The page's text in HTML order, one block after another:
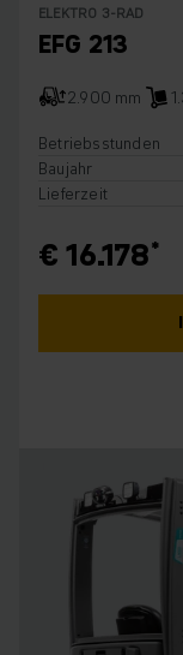
ELEKTRO 3-RAD
EFG 213
2.900 mm
Betriebsstunden
Baujahr
Lieferzeit
€ 16.178